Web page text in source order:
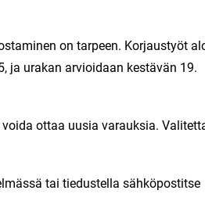
on tarpeen. Korjaustyöt
ja urakan arvioidaan kestävän 19.
ottaa uusia varauksia.
tai tiedustella sähköpostitse